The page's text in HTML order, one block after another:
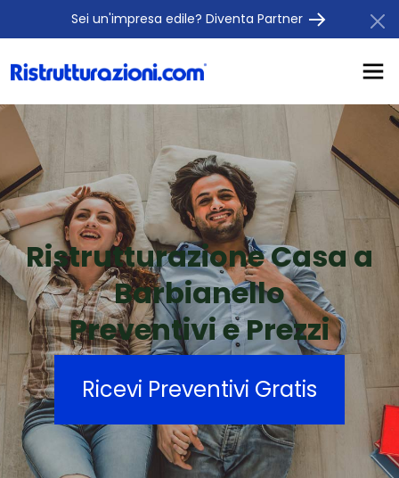
Sei un'impresa edile? Diventa Partner
Ristrutturazione Casa a
Barbianello
Preventivi e Prezzi
Ricevi Preventivi Gratis